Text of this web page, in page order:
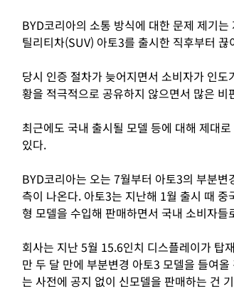
BYD코리아의 소통 방식에 대한 문제 제기
틸리티차(SUV) 아토3를 출시한 직후부터 끊
당시 인증 절차가 늦어지면서 소비자가 인
황을 적극적으로 공유하지 않으면서 많은 비
최근에도 국내 출시될 모델 등에 대해 제대
있다.
BYD코리아는 오는 7월부터 아토3의 부분
측이 나온다. 아토3는 지난해 1월 출시 때
형 모델을 수입해 판매하면서 국내 소비자들
회사는 지난 5월 15.6인치 디스플레이가 탑
만 두 달 만에 부분변경 아토3 모델을 들여
는 사전에 공지 없이 신모델을 판매하는 건